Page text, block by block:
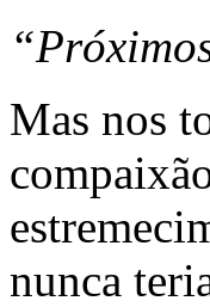
Mas nos
nunca